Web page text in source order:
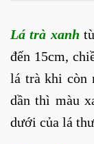
Lá trà xanh
đến 15cm,
lá trà khi còn
dần thì màu
dưới của lá